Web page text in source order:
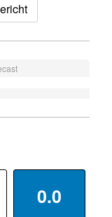
0.0